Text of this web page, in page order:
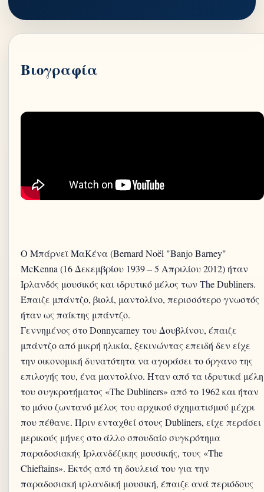
Βιογραφία
Ο Μπάρνεϊ ΜαΚένα (Bernard Noël "Banjo Barney"
McKenna (16 Δεκεμβρίου 1939 – 5 Απριλίου 2012) ήταν
Ιρλανδός μουσικός και ιδρυτικό μέλος των The Dubliners.
Έπαιζε μπάντζο, βιολί, μαντολίνο, περισσότερο γνωστός
ήταν ως παίκτης μπάντζο.
Γεννημένος στο Donnycarney του Δουβλίνου, έπαιζε
μπάντζο από μικρή ηλικία, ξεκινώντας επειδή δεν είχε
την οικονομική δυνατότητα να αγοράσει το όργανο της
επιλογής του, ένα μαντολίνο. Ήταν από τα ιδρυτικά μέλη
του συγκροτήματος «The Dubliners» από το 1962 και ήταν
το μόνο ζωντανό μέλος του αρχικού σχηματισμού μέχρι
που πέθανε. Πριν ενταχθεί στους Dubliners, είχε περάσει
μερικούς μήνες στο άλλο σπουδαίο συγκρότημα
παραδοσιακής Ιρλανδέζικης μουσικής, τους «The
Chieftains». Εκτός από τη δουλειά του για την
παραδοσιακή ιρλανδική μουσική, έπαιζε ανά περιόδους